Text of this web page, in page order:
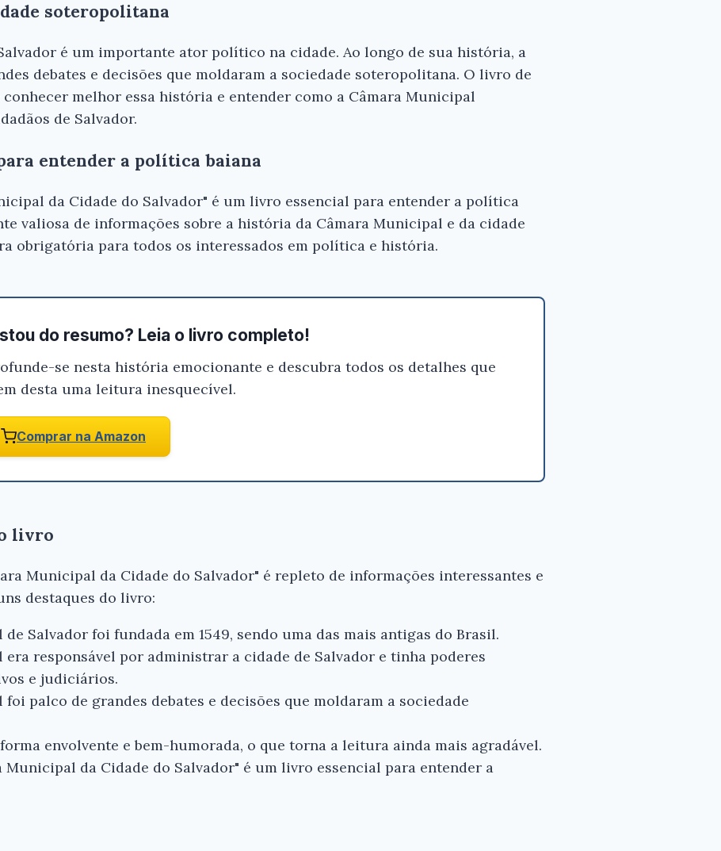
soteropolitana
é um importante ator político na cidade. Ao longo de sua história, a
debates e decisões que moldaram a sociedade soteropolitana. O livro de
melhor essa história e entender como a Câmara Municipal
de Salvador.
entender a política baiana
da Cidade do Salvador" é um livro essencial para entender a política
valiosa de informações sobre a história da Câmara Municipal e da cidade
obrigatória para todos os interessados em política e história.
do resumo? Leia o livro completo!
se nesta história emocionante e descubra todos os detalhes que
desta uma leitura inesquecível.
Comprar na Amazon
livro
Municipal da Cidade do Salvador" é repleto de informações interessantes e
destaques do livro:
Salvador foi fundada em 1549, sendo uma das mais antigas do Brasil.
era responsável por administrar a cidade de Salvador e tinha poderes
e judiciários.
palco de grandes debates e decisões que moldaram a sociedade
envolvente e bem-humorada, o que torna a leitura ainda mais agradável.
Municipal da Cidade do Salvador" é um livro essencial para entender a